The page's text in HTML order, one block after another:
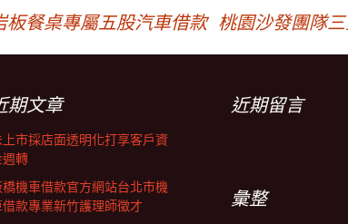
餐桌專屬五股汽車借款 桃園沙發團隊
期文章
上市採店面透明化打享客戶資
週轉
橋機車借款官方網站台北市機
款專業新竹護理師徵才
近期留言
彙整